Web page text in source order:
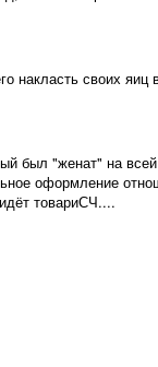
накласть своих яиц
был "женат" на
оформление
товариСЧ....